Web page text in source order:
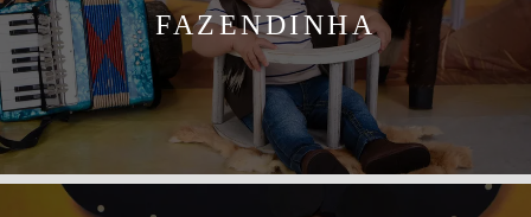
FAZENDINHA